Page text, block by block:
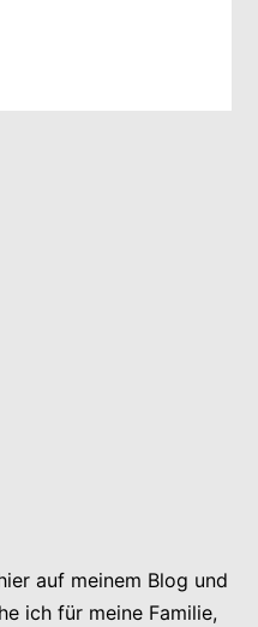
auf meinem Blog und
ich für meine Familie,